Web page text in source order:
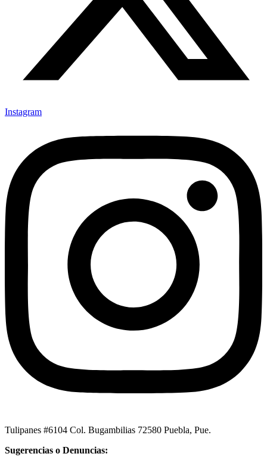
Instagram
Tulipanes #6104 Col. Bugambilias 72580 Puebla, Pue.
Sugerencias o Denuncias: